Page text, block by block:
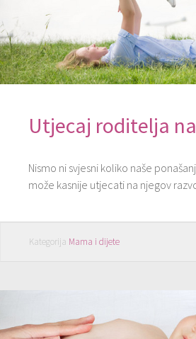
Utjecaj roditelja
Nismo ni svjesni koliko naše
može kasnije utjecati na njegov
Kategorija Mama i dijete